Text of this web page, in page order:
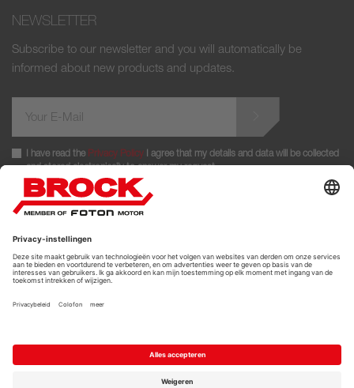
NEWSLETTER
Subscribe to our newsletter and you will automatically be
informed about new products and updates.
I have read the Privacy Policy I agree that my details and data will be collected
and stored electronically to answer my request.
FOLLOW US
© 2026 BROCK Kehrtechnik GmbH